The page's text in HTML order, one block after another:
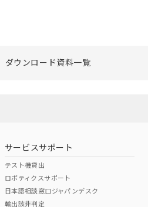
ダウンロード資料一覧
サービスサポート
テスト機貸出
ロボティクスサポート
日本語相談窓口ジャパンデスク
輸出該非判定